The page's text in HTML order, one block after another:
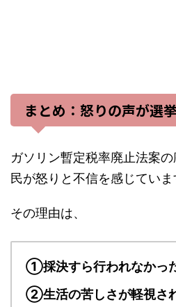
まとめ：怒りの声が選
ガソリン暫定税率廃止法案
民が怒りと不信を感じていま
その理由は、
①採決すら行われなかっ
②生活の苦しさが軽視さ